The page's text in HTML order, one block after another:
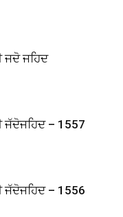
ਜਹਿਦ
– 1557
– 1556